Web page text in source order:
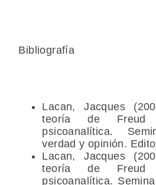
Bibliografía
Lacan, Jacques
teoría de
psicoanalítica.
verdad y opinión.
Lacan, Jacques
teoría de
psicoanalítica.